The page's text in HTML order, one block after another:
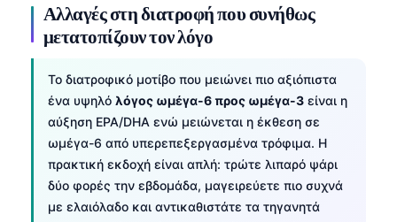
Αλλαγές στη διατροφή που συνήθως
μετατοπίζουν τον λόγο
Το διατροφικό μοτίβο που μειώνει πιο αξιόπιστα
ένα υψηλό λόγος ωμέγα-6 προς ωμέγα-3 είναι η
αύξηση EPA/DHA ενώ μειώνεται η έκθεση σε
ωμέγα-6 από υπερεπεξεργασμένα τρόφιμα. Η
πρακτική εκδοχή είναι απλή: τρώτε λιπαρό ψάρι
δύο φορές την εβδομάδα, μαγειρεύετε πιο συχνά
με ελαιόλαδο και αντικαθιστάτε τα τηγανητά
العربية المغربية
Afrikaans
Монгол
ພາສາລາວ
Basa Jawa
ئۇيغۇرچە
Кыргызча